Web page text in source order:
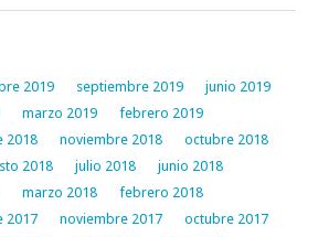
2019 septiembre 2019
junio 2019
marzo 2019
febrero 2019
2018 noviembre 2018
octubre 2018
2018 julio 2018
junio 2018
marzo 2018
febrero 2018
2017 noviembre 2017
octubre 2017